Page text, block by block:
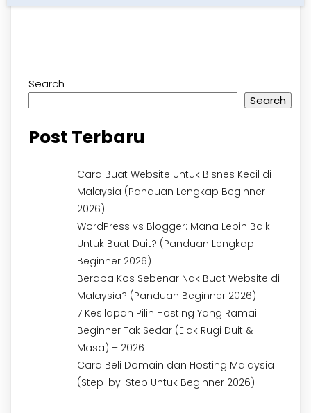
Search
Search
Post Terbaru
Cara Buat Website Untuk Bisnes Kecil di
Malaysia (Panduan Lengkap Beginner
2026)
WordPress vs Blogger: Mana Lebih Baik
Untuk Buat Duit? (Panduan Lengkap
Beginner 2026)
Berapa Kos Sebenar Nak Buat Website di
Malaysia? (Panduan Beginner 2026)
7 Kesilapan Pilih Hosting Yang Ramai
Beginner Tak Sedar (Elak Rugi Duit &
Masa) – 2026
Cara Beli Domain dan Hosting Malaysia
(Step-by-Step Untuk Beginner 2026)